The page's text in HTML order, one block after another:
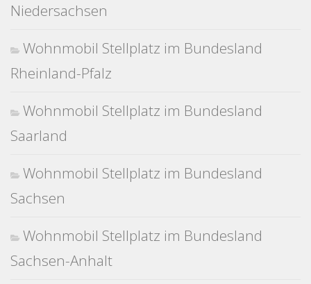
Niedersachsen
Wohnmobil Stellplatz im Bundesland
Rheinland-Pfalz
Wohnmobil Stellplatz im Bundesland
Saarland
Wohnmobil Stellplatz im Bundesland
Sachsen
Wohnmobil Stellplatz im Bundesland
Sachsen-Anhalt